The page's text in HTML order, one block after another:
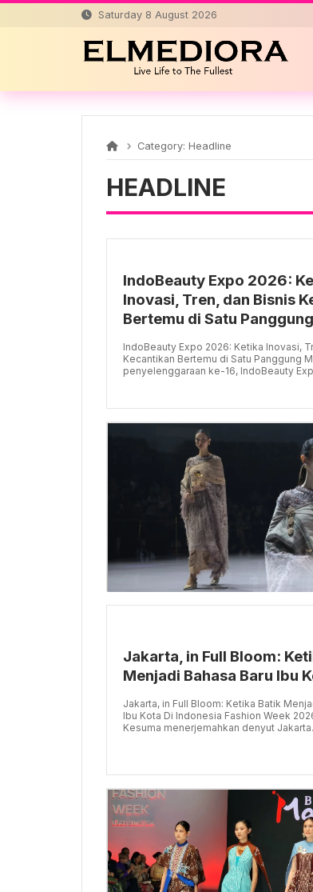
Skip
Saturday 8 August 2026
Category: Headline
HEADLINE
IndoBeauty Expo 2026:
Inovasi, Tren, dan Bisnis
Bertemu di Satu Panggung
IndoBeauty Expo 2026: Ketika Inovasi,
Kecantikan Bertemu di Satu Panggung
penyelenggaraan ke-16, IndoBeauty
Jakarta, in Full Bloom:
Menjadi Bahasa Baru Ibu
Jakarta, in Full Bloom: Ketika Batik
Ibu Kota Di Indonesia Fashion Week
Kesuma menerjemahkan denyut